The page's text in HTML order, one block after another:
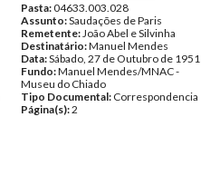
Pasta:04633.003.028
Assunto:Saudações de Paris
Remetente:João Abel e Silvinha
Destinatário:Manuel Mendes
Data:Sábado, 27 de Outubro de 1951
Fundo:Manuel Mendes/MNAC -
Museu do Chiado
Tipo Documental: Correspondencia
Página(s):2